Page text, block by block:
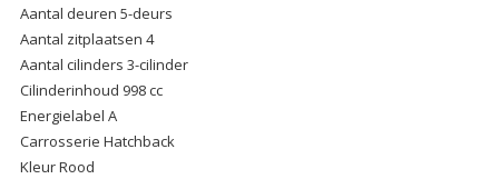
Aantal deuren 5-deurs
Aantal zitplaatsen 4
Aantal cilinders 3-cilinder
Cilinderinhoud 998 cc
Energielabel A
Carrosserie Hatchback
Kleur Rood